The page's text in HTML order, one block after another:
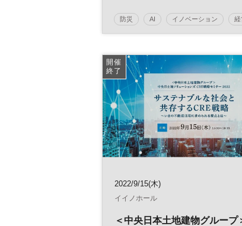
の挑戦
防災 AI イノベーション 経
開催
終了
2022/9/15(木)
イイノホール
＜中央日本土地建物グループ